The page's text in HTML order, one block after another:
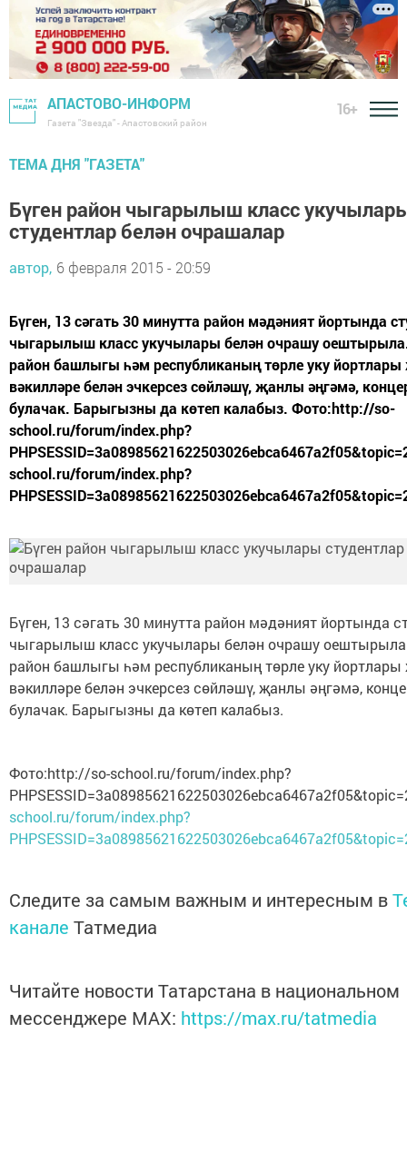
АПАСТОВО-ИНФОРМ
Газета "Звезда" - Апастовский район
16+
ТЕМА ДНЯ "ГАЗЕТА"
Бүген район чыгарылыш класс
студентлар белән очрашалар
автор, 6 февраля 2015 - 20:59
Бүген, 13 сәгать 30 минутта район мәдәният йортында
чыгарылыш класс укучылары белән очрашу
район башлыгы һәм республиканың төрле уку йортлары
вәкилләре белән эчкерсез сөйләшү, җанлы әңгәмә,
булачак. Барыгызны да көтеп калабыз. Фото:http://so-
school.ru/forum/index.php?
school.ru/forum/index.php?
Бүген, 13 сәгать 30 минутта район мәдәният йортында
чыгарылыш класс укучылары белән очрашу
район башлыгы һәм республиканың төрле уку йортлары
вәкилләре белән эчкерсез сөйләшү, җанлы әңгәмә,
булачак. Барыгызны да көтеп калабыз.
Фото:http://so-school.ru/forum/index.php?
school.ru/forum/index.php?
Следите за самым важным и интересным в
канале Татмедиа
Читайте новости Татарстана в национальном
мессенджере MАХ: https://max.ru/tatmedia